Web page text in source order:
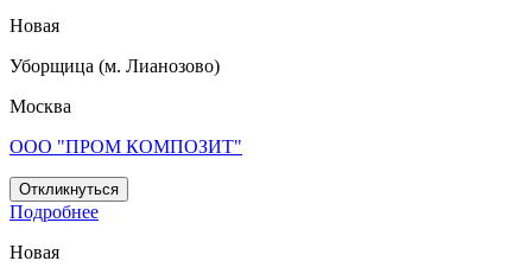
Новая
Уборщица (м. Лианозово)
Москва
ООО "ПРОМ КОМПОЗИТ"
Откликнуться
Подробнее
Новая